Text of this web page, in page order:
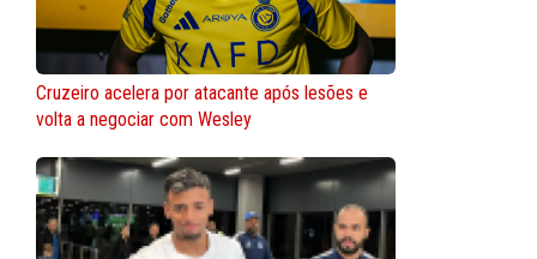
Cruzeiro acelera por atacante após lesões e
volta a negociar com Wesley